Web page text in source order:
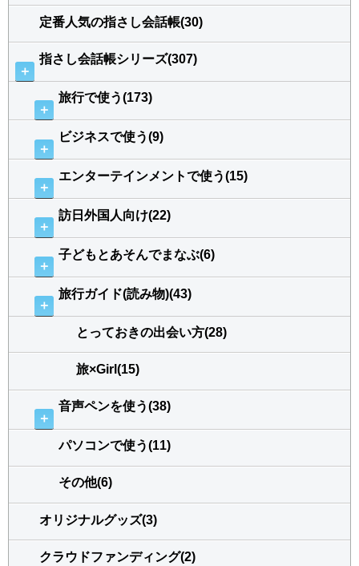
定番人気の指さし会話帳(30)
＋
指さし会話帳シリーズ(307)
＋
旅行で使う(173)
＋
ビジネスで使う(9)
＋
エンターテインメントで使う(15)
＋
訪日外国人向け(22)
＋
子どもとあそんでまなぶ(6)
＋
旅行ガイド(読み物)(43)
とっておきの出会い方(28)
旅×Girl(15)
＋
音声ペンを使う(38)
パソコンで使う(11)
その他(6)
オリジナルグッズ(3)
クラウドファンディング(2)